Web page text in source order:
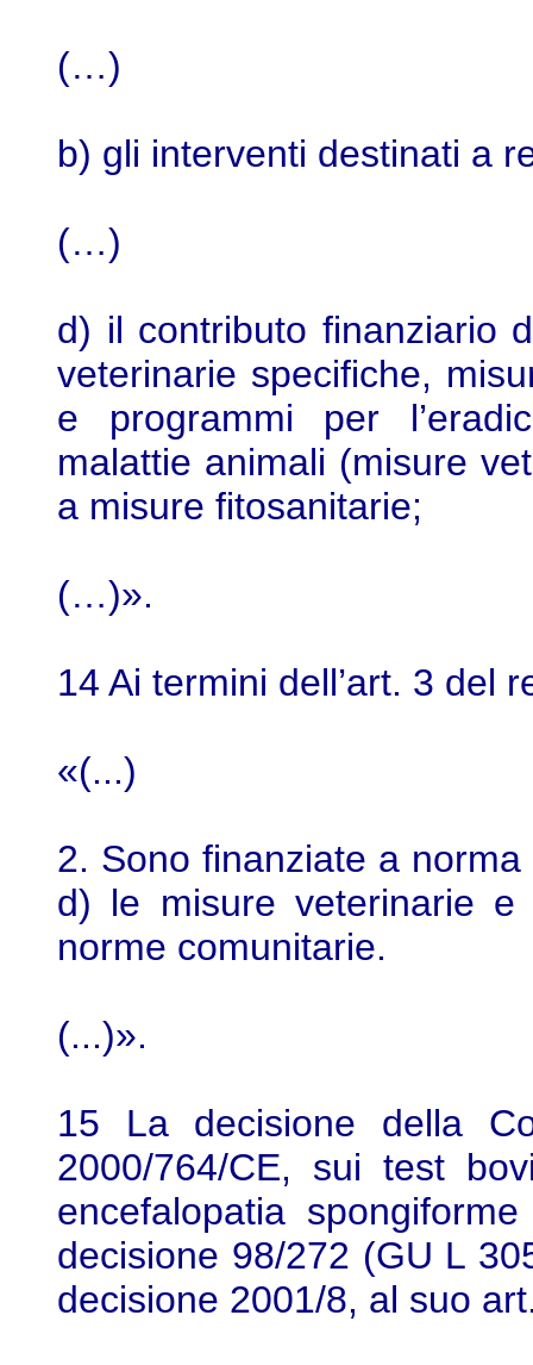
(…)
b) gli interventi destinati a
(…)
d) il contributo finanziario
veterinarie specifiche,
e programmi per
malattie animali (misure
a misure fitosanitarie;
(…)».
14 Ai termini dell’art. 3 del
«(...)
2. Sono finanziate a
d) le misure veterinarie e
norme comunitarie.
(...)».
15 La decisione della
2000/764/CE, sui test
encefalopatia
decisione 98/272 (GU L
decisione 2001/8, al suo